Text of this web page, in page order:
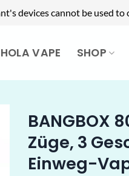
devices cannot be used
HOLA VAPE SHOP
BANGBOX
Züge, 3
Einweg-